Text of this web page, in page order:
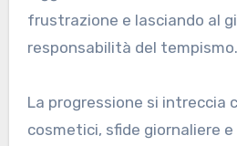
frustrazione e lasciando al
responsabilità del tempismo.
La progressione si intreccia
cosmetici, sfide giornaliere